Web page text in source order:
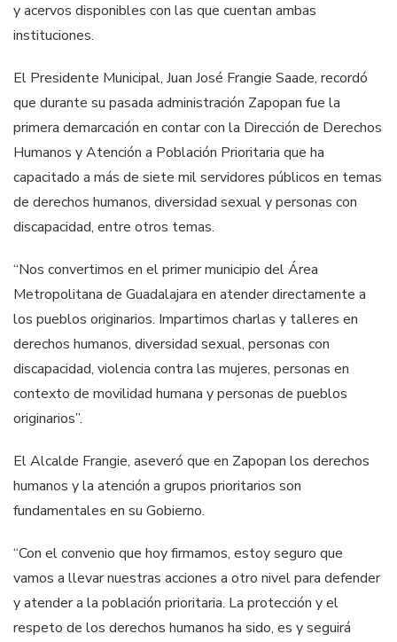
y acervos disponibles con las que cuentan ambas
instituciones.
El Presidente Municipal, Juan José Frangie Saade, recordó
que durante su pasada administración Zapopan fue la
primera demarcación en contar con la Dirección de Derechos
Humanos y Atención a Población Prioritaria que ha
capacitado a más de siete mil servidores públicos en temas
de derechos humanos, diversidad sexual y personas con
discapacidad, entre otros temas.
“Nos convertimos en el primer municipio del Área
Metropolitana de Guadalajara en atender directamente a
los pueblos originarios. Impartimos charlas y talleres en
derechos humanos, diversidad sexual, personas con
discapacidad, violencia contra las mujeres, personas en
contexto de movilidad humana y personas de pueblos
originarios”.
El Alcalde Frangie, aseveró que en Zapopan los derechos
humanos y la atención a grupos prioritarios son
fundamentales en su Gobierno.
“Con el convenio que hoy firmamos, estoy seguro que
vamos a llevar nuestras acciones a otro nivel para defender
y atender a la población prioritaria. La protección y el
respeto de los derechos humanos ha sido, es y seguirá